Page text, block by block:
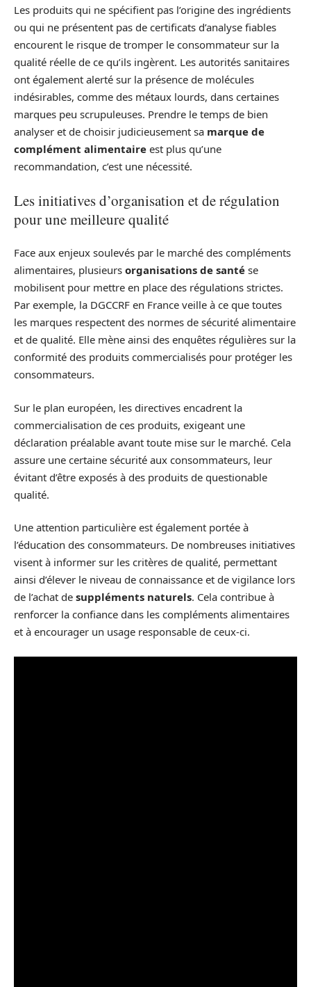
Les produits qui ne spécifient pas l’origine des ingrédients
ou qui ne présentent pas de certificats d’analyse fiables
encourent le risque de tromper le consommateur sur la
qualité réelle de ce qu’ils ingèrent. Les autorités sanitaires
ont également alerté sur la présence de molécules
indésirables, comme des métaux lourds, dans certaines
marques peu scrupuleuses. Prendre le temps de bien
analyser et de choisir judicieusement sa marque de
complément alimentaire est plus qu’une
recommandation, c’est une nécessité.
Les initiatives d’organisation et de régulation
pour une meilleure qualité
Face aux enjeux soulevés par le marché des compléments
alimentaires, plusieurs organisations de santé se
mobilisent pour mettre en place des régulations strictes.
Par exemple, la DGCCRF en France veille à ce que toutes
les marques respectent des normes de sécurité alimentaire
et de qualité. Elle mène ainsi des enquêtes régulières sur la
conformité des produits commercialisés pour protéger les
consommateurs.
Sur le plan européen, les directives encadrent la
commercialisation de ces produits, exigeant une
déclaration préalable avant toute mise sur le marché. Cela
assure une certaine sécurité aux consommateurs, leur
évitant d’être exposés à des produits de questionable
qualité.
Une attention particulière est également portée à
l’éducation des consommateurs. De nombreuses initiatives
visent à informer sur les critères de qualité, permettant
ainsi d’élever le niveau de connaissance et de vigilance lors
de l’achat de suppléments naturels. Cela contribue à
renforcer la confiance dans les compléments alimentaires
et à encourager un usage responsable de ceux-ci.